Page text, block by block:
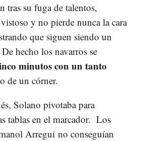
tras su fuga de talentos,
y no pierde nunca la cara
que siguen siendo un
hecho los navarros se
minutos con un tanto
de un córner.
Solano pivotaba para
tablas en el marcador. Los
Arregui no conseguían